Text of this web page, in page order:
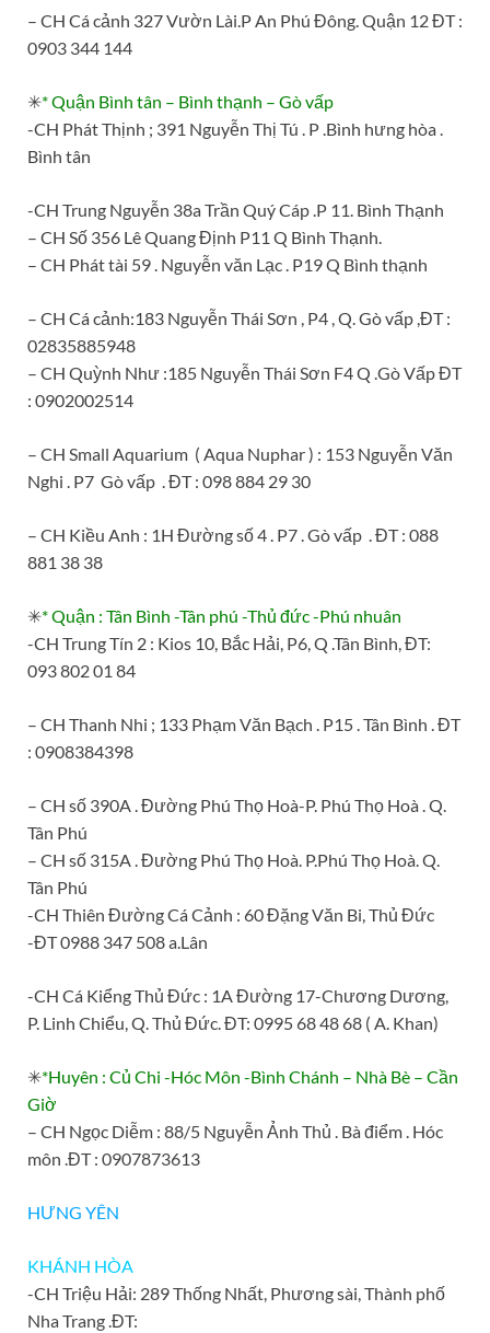
– CH Cá cảnh 327 Vườn Lài.P An Phú Đông. Quận 12 ĐT :
0903 344 144
✳* Quận Bình tân – Bình thạnh – Gò vấp
-CH Phát Thịnh ; 391 Nguyễn Thị Tú . P .Bình hưng hòa .
Bình tân
-CH Trung Nguyễn 38a Trần Quý Cáp .P 11. Bình Thạnh
– CH Số 356 Lê Quang Định P11 Q Bình Thạnh.
– CH Phát tài 59 . Nguyễn văn Lạc . P19 Q Bình thạnh
– CH Cá cảnh:183 Nguyễn Thái Sơn , P4 , Q. Gò vấp ,ĐT :
02835885948
– CH Quỳnh Như :185 Nguyễn Thái Sơn F4 Q .Gò Vấp ĐT
: 0902002514
– CH Small Aquarium ( Aqua Nuphar ) : 153 Nguyễn Văn
Nghi . P7 Gò vấp . ĐT : 098 884 29 30
– CH Kiều Anh : 1H Đường số 4 . P7 . Gò vấp . ĐT : 088
881 38 38
✳* Quận : Tân Bình -Tân phú -Thủ đức -Phú nhuân
-CH Trung Tín 2 : Kios 10, Bắc Hải, P6, Q .Tân Bình, ĐT:
093 802 01 84
– CH Thanh Nhi ; 133 Phạm Văn Bạch . P15 . Tân Bình . ĐT
: 0908384398
– CH số 390A . Đường Phú Thọ Hoà-P. Phú Thọ Hoà . Q.
Tân Phú
– CH số 315A . Đường Phú Thọ Hoà. P.Phú Thọ Hoà. Q.
Tân Phú
-CH Thiên Đường Cá Cảnh : 60 Đặng Văn Bi, Thủ Đức
-ĐT 0988 347 508 a.Lân
-CH Cá Kiểng Thủ Đức : 1A Đường 17-Chương Dương,
P. Linh Chiểu, Q. Thủ Đức. ĐT: 0995 68 48 68 ( A. Khan)
✳*Huyên : Củ Chi -Hóc Môn -Bình Chánh – Nhà Bè – Cần
Giờ
– CH Ngọc Diễm : 88/5 Nguyễn Ảnh Thủ . Bà điểm . Hóc
môn .ĐT : 0907873613
HƯNG YÊN
KHÁNH HÒA
-CH Triệu Hải: 289 Thống Nhất, Phương sài, Thành phố
Nha Trang .ĐT: